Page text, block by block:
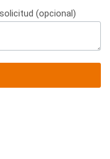
(opcional)